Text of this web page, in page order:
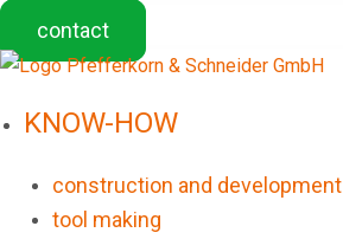
contact
KNOW-HOW
construction and development
tool making